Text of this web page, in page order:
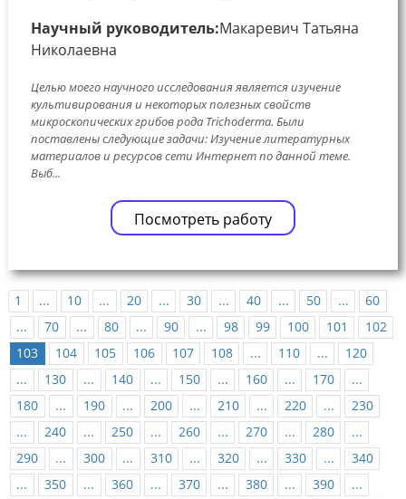
Научный руководитель:Макаревич Татьяна
Николаевна
Целью моего научного исследования является изучение
культивирования и некоторых полезных свойств
микроскопических грибов рода Trichoderma. Были
поставлены следующие задачи: Изучение литературных
материалов и ресурсов сети Интернет по данной теме.
Выб...
Посмотреть работу
1 ... 10 ... 20 ... 30 ... 40 ... 50 ...
60
...
70 ... 80 ... 90 ... 98 99 100 101
102
103
104 105 106 107 108 ... 110 ...
120
...
130 ... 140 ... 150 ... 160 ... 170
...
180
... 190 ... 200 ... 210 ... 220 ...
230
...
240 ... 250 ... 260 ... 270 ... 280
...
290
... 300 ... 310 ... 320 ... 330 ...
340
...
350 ... 360 ... 370 ... 380 ... 390
...